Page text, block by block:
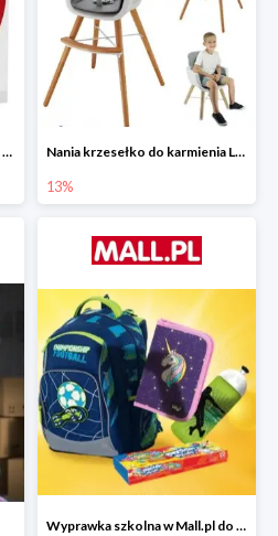
Pampers Pieluchomajtki Pants 5 (12-17 kg) 152 szt. Nania krzesełko do karmienia LUNA 2w1
13%
Wyprawka szkolna w Mall.pl do -40%